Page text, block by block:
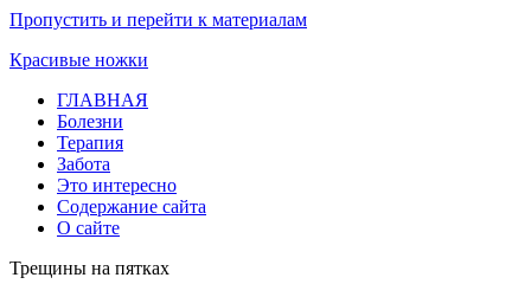
Пропустить и перейти к материалам
Красивые ножки
ГЛАВНАЯ
Болезни
Терапия
Забота
Это интересно
Содержание сайта
О сайте
Трещины на пятках